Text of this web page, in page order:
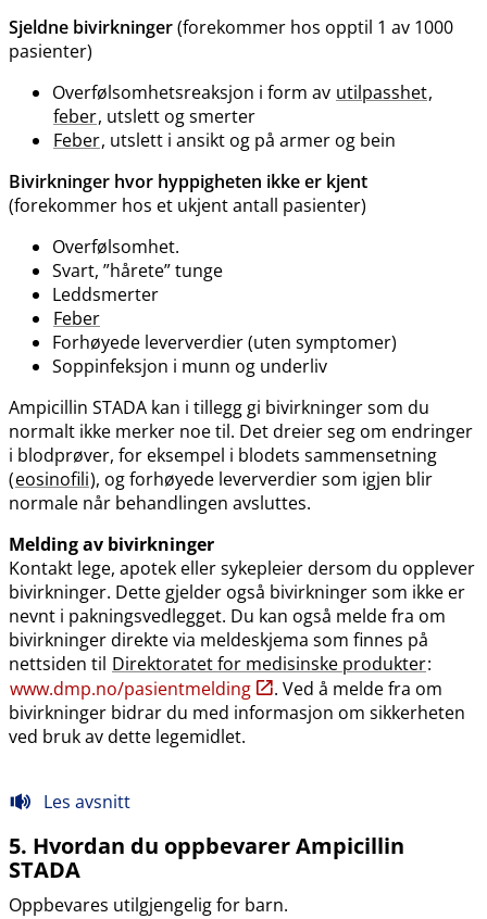
Sjeldne bivirkninger(forekommer hos opptil 1 av 1000
pasienter)
Overfølsomhetsreaksjon i form av utilpasshet,
feber, utslett og smerter
Feber, utslett i ansikt og på armer og bein
Bivirkninger hvor hyppigheten ikke er kjent
(forekommer hos et ukjent antall pasienter)
Overfølsomhet.
Svart, ”hårete” tunge
Leddsmerter
Feber
Forhøyede leververdier (uten symptomer)
Soppinfeksjon i munn og underliv
Ampicillin STADA kan i tillegg gi bivirkninger som du
normalt ikke merker noe til. Det dreier seg om endringer
i blodprøver, for eksempel i blodets sammensetning
(eosinofili), og forhøyede leververdier som igjen blir
normale når behandlingen avsluttes.
Melding av bivirkninger
Kontakt lege, apotek eller sykepleier dersom du opplever
bivirkninger. Dette gjelder også bivirkninger som ikke er
nevnt i pakningsvedlegget. Du kan også melde fra om
bivirkninger direkte via meldeskjema som finnes på
nettsiden til Direktoratet for medisinske produkter:
www.dmp.no​/​pasientmelding
. Ved å melde fra om
bivirkninger bidrar du med informasjon om sikkerheten
ved bruk av dette legemidlet.
Les avsnitt
5. Hvordan du oppbevarer Ampicillin
STADA
Oppbevares utilgjengelig for barn.